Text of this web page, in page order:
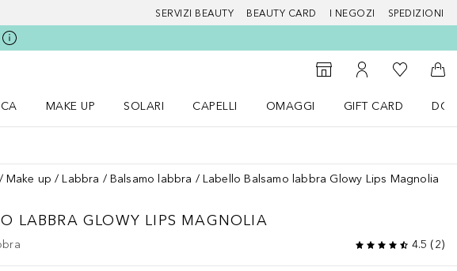
SERVIZI BEAUTY BEAUTY CARD I NEGOZI SPEDIZIONI
Home
StorefinderAl Mio Account
Alla Mia
Al
MAKE UP
SOLARI
CAPELLI
OMAGGI
GIFT CARD
Make up Labbra Balsamo labbra Labello Balsamo labbra Glowy Lips Magnolia
LABBRA GLOWY LIPS MAGNOLIA
4.5 (2)